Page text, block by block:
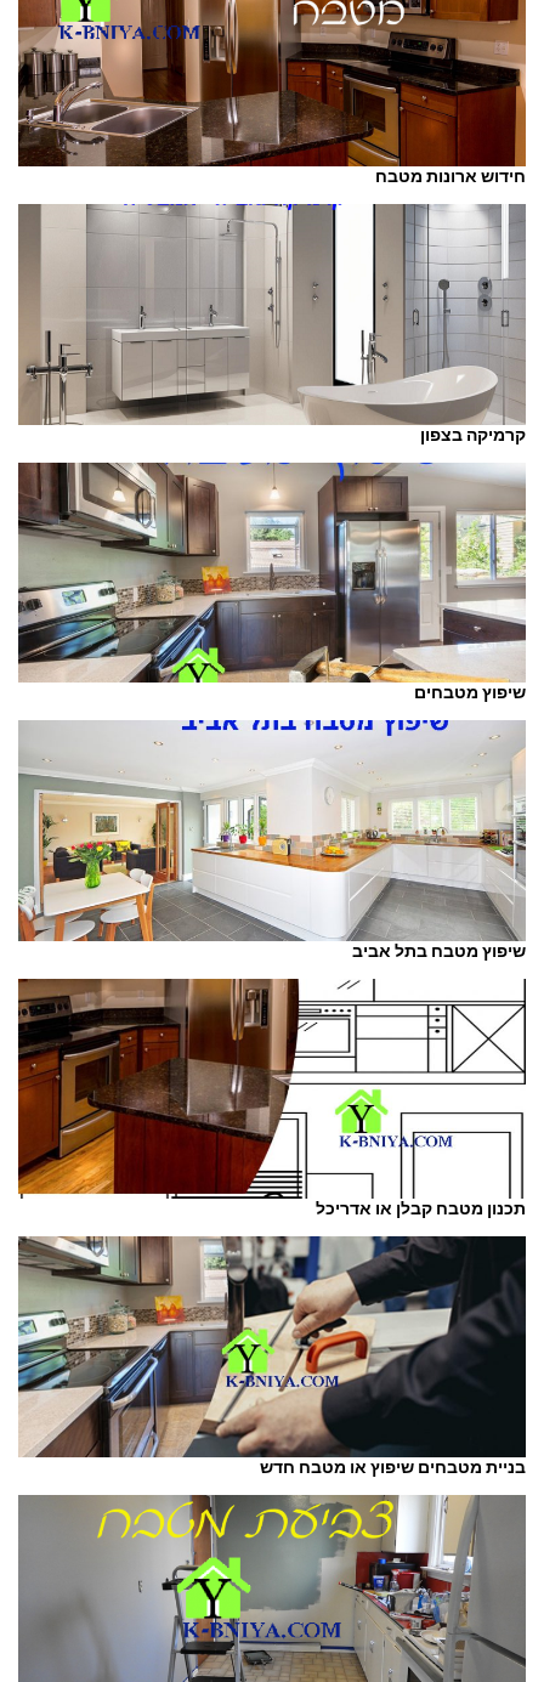
חידוש ארונות מטבח
קרמיקה בצפון
שיפוץ מטבחים
שיפוץ מטבח בתל אביב
תכנון מטבח קבלן או אדריכל
בניית מטבחים שיפוץ או מטבח חדש